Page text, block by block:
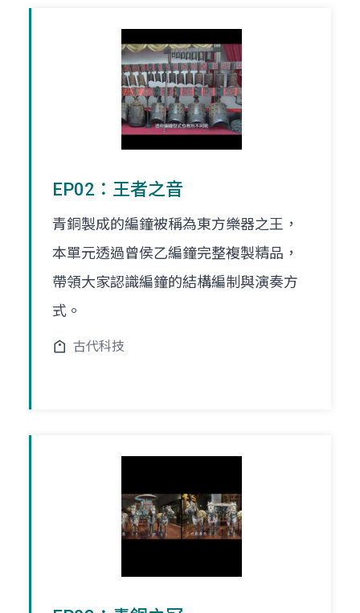
EP02：王者之音
青銅製成的編鐘被稱為東方樂器之王，
本單元透過曾侯乙編鐘完整複製精品，
帶領大家認識編鐘的結構編制與演奏方
式。
古代科技